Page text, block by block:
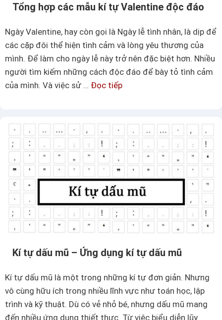
Tổng hợp các mẫu kí tự Valentine độc đáo
Ngày Valentine, hay còn gọi là Ngày lễ tình nhân, là dịp để
các cặp đôi thể hiện tình cảm và lòng yêu thương của
mình. Để làm cho ngày lễ này trở nên đặc biệt hơn. Nhiều
người tìm kiếm những cách độc đáo để bày tỏ tình cảm
của mình. Và việc sử … Đọc tiếp
g
h
ợ
p
c
á
c
m
k
ự
V
Kí tự dấu mũ – Ứng dụng kí tự dấu mũ
Kí tự dấu mũ là một trong những kí tự đơn giản. Nhưng
vô cùng hữu ích trong nhiều lĩnh vực như toán học, lập
trình và kỹ thuật. Dù có vẻ nhỏ bé, nhưng dấu mũ mang
đến nhiều ứng dụng thiết thực. Từ việc biểu diễn lũy